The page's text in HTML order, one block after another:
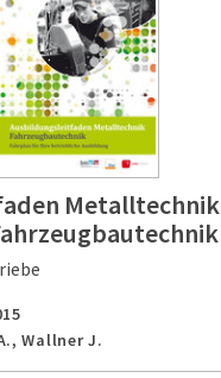
Metalltechnik
Wallner J.